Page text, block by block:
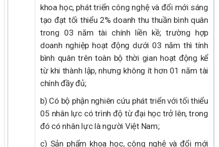
khoa học, phát triển công nghệ và đổi mới sáng
tạo đạt tối thiểu 2% doanh thu thuần bình quân
trong 03 năm tài chính liền kề; trường hợp
doanh nghiệp hoạt động dưới 03 năm thì tính
bình quân trên toàn bộ thời gian hoạt động kể
từ khi thành lập, nhưng không ít hơn 01 năm tài
chính đầy đủ;
b) Có bộ phận nghiên cứu phát triển với tối thiểu
05 nhân lực có trình độ từ đại học trở lên, trong
đó có nhân lực là người Việt Nam;
c) Sản phẩm khoa học, công nghệ và đổi mới